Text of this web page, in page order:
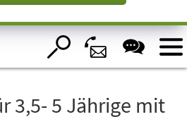
3,5- 5 Jährige mit